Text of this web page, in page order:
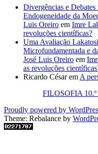
Divergências e
Endogeneidade da
Luis Oreiro em Imre
revoluções científicas?
Uma Avaliação
Microfundamentada e
José Luis Oreiro em
as revoluções
Ricardo Césarem A
FILOSOFIA
Proudly powered by
Theme: Rebalance by